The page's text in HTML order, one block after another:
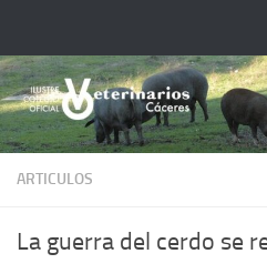
ARTICULOS
La guerra del cerdo se